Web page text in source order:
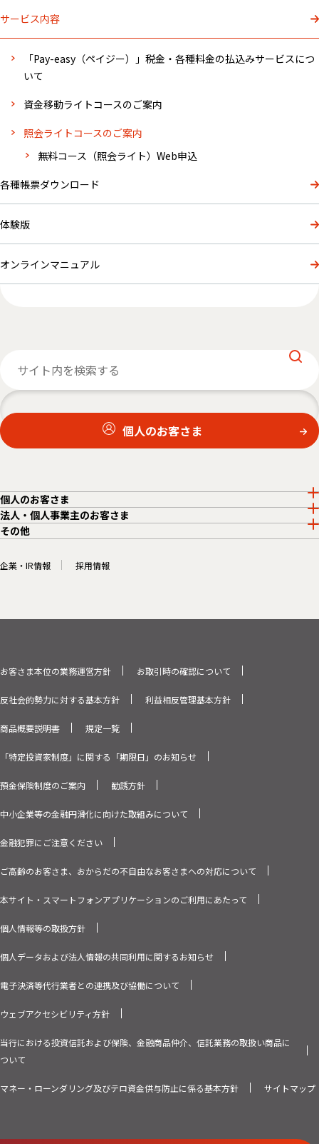
サービス内容
「Pay-easy（ペイジー）」税金・各種料金の払込みサービスにつ
いて
資金移動ライトコースのご案内
照会ライトコースのご案内
無料コース（照会ライト）Web申込
各種帳票ダウンロード
体験版
オンラインマニュアル
個人のお客さま
個人のお客さま
法人・個人事業主のお客さま
その他
企業・IR情報 採用情報
お客さま本位の業務運営方針 お取引時の確認について
反社会的勢力に対する基本方針 利益相反管理基本方針
商品概要説明書 規定一覧
「特定投資家制度」に関する「期限日」のお知らせ
預金保険制度のご案内 勧誘方針
中小企業等の金融円滑化に向けた取組みについて
金融犯罪にご注意ください
ご高齢のお客さま、おからだの不自由なお客さまへの対応について
本サイト・スマートフォンアプリケーションのご利用にあたって
個人情報等の取扱方針
個人データおよび法人情報の共同利用に関するお知らせ
電子決済等代行業者との連携及び協働について
ウェブアクセシビリティ方針
当行における投資信託および保険、金融商品仲介、信託業務の取扱い商品に
ついて
マネー・ローンダリング及びテロ資金供与防止に係る基本方針 サイトマップ